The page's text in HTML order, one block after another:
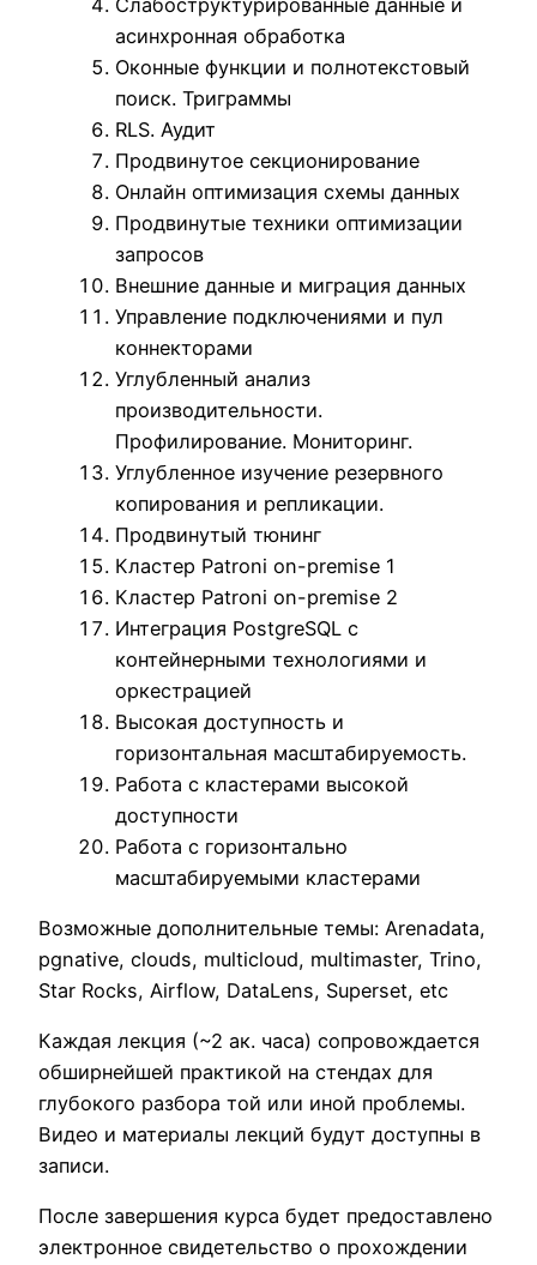
асинхронная обработка
Оконные функции и полнотекстовый
поиск. Триграммы
RLS. Аудит
Продвинутое секционирование
Онлайн оптимизация схемы данных
Продвинутые техники оптимизации
запросов
Внешние данные и миграция данных
Управление подключениями и пул
коннекторами
Углубленный анализ
производительности.
Профилирование. Мониторинг.
Углубленное изучение резервного
копирования и репликации.
Продвинутый тюнинг
Кластер Patroni on-premise 1
Кластер Patroni on-premise 2
Интеграция PostgreSQL с
контейнерными технологиями и
оркестрацией
Высокая доступность и
горизонтальная масштабируемость.
Работа с кластерами высокой
доступности
Работа с горизонтально
масштабируемыми кластерами
Возможные дополнительные темы: Arenadata,
pgnative, clouds, multicloud, multimaster, Trino,
Star Rocks, Airflow, DataLens, Superset, etc
Каждая лекция (~2 ак. часа) сопровождается
обширнейшей практикой на стендах для
глубокого разбора той или иной проблемы.
Видео и материалы лекций будут доступны в
записи.
После завершения курса будет предоставлено
электронное свидетельство о прохождении